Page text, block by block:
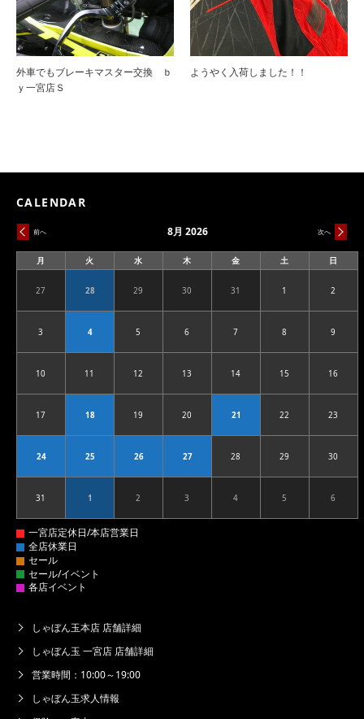
外車でもブレーキマスター交換 ｂ
ｙ一宮店Ｓ
ようやく入荷しました！！
CALENDAR
前へ 次へ
8月 2026
月
曜
火
曜
水
曜
木
曜
金
曜
土
曜
日
曜
272026.07.27 282026.07.28 292026.07.29 302026.07.30 312026.07.31 12026.08.01 2
32026.08.03 42026.08.04 52026.08.05 62026.08.06 72026.08.07 82026.08.08 9
102026.08.10 112026.08.11 122026.08.12 132026.08.13 142026.08.14 152026.08.15 16
172026.08.17 182026.08.18 192026.08.19 202026.08.20 212026.08.21 222026.08.22 23
242026.08.24 252026.08.25 262026.08.26 272026.08.27 282026.08.28 292026.08.29 30
312026.08.31 12026.09.01 22026.09.02 32026.09.03 42026.09.04 52026.09.05 6
しゃぼん玉本店 店舗詳細
しゃぼん玉 一宮店 店舗詳細
営業時間：10:00～19:00
しゃぼん玉求人情報